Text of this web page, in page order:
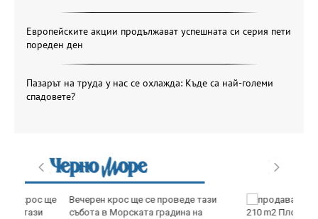
Европейските акции продължават успешната си серия пети
пореден ден
Пазарът на труда у нас се охлажда: Къде са най-големи
спадовете?
продава, Къща, 210 m2 Пловдив
област, с.Войводиново, 175000 EUR